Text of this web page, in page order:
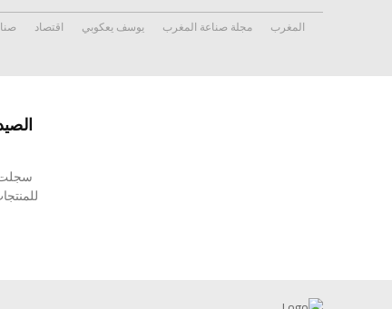
المغرب مجلة صناعة المغرب يوسف يعكوبي اقتصاد
سجلت
للمنتجات المسوقة